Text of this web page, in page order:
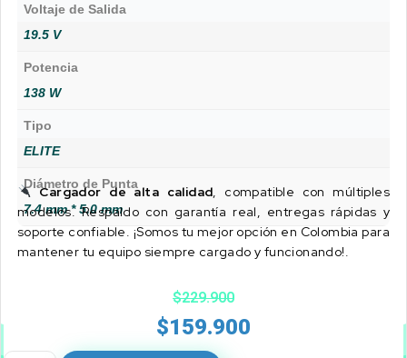
Voltaje de Salida
19.5 V
Potencia
138 W
Tipo
ELITE
Diámetro de Punta
7.4 mm * 5.0 mm
Cargador de alta calidad, compatible con múltiples
modelos. Respaldo con garantía real, entregas rápidas y
soporte confiable. ¡Somos tu mejor opción en Colombia para
mantener tu equipo siempre cargado y funcionando!.
$229.900
$159.900